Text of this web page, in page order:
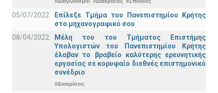
05/07/2022
Επίλεξε Τμήμα του Πανεπιστημίου Κρήτης
στο μηχανογραφικό σου
08/04/2022
Μέλη του του Τμήματος Επιστήμης
Υπολογιστών του Πανεπιστημίου Κρήτης
έλαβαν το βραβείο καλύτερης ερευνητικής
εργασίας σε κορυφαίο διεθνές επιστημονικό
συνέδριο
#Διακρίσεις